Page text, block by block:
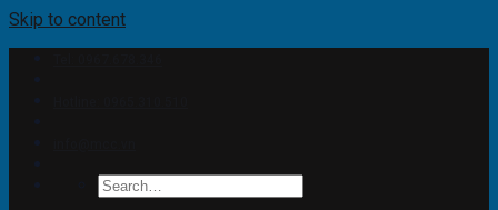
Skip to content